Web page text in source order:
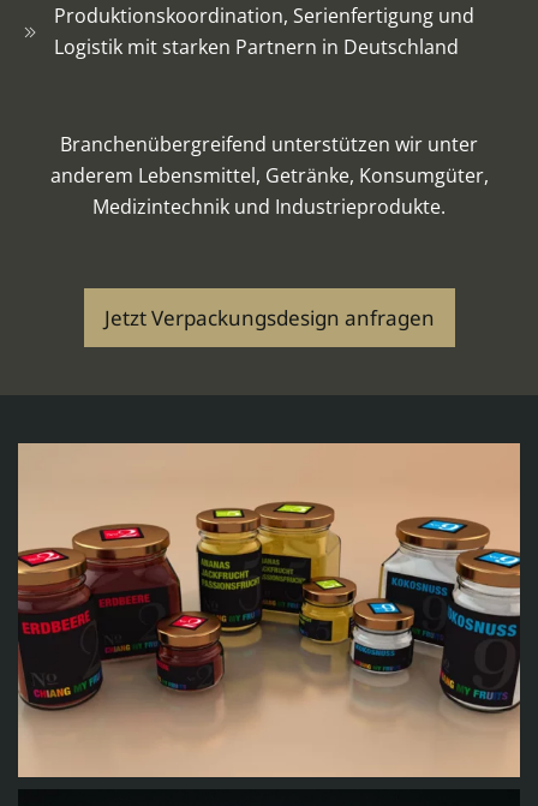
Produktionskoordination, Serienfertigung und
Logistik mit starken Partnern in Deutschland
Branchenübergreifend unterstützen wir unter
anderem Lebensmittel, Getränke, Konsumgüter,
Medizintechnik und Industrieprodukte.
Jetzt Verpackungsdesign anfragen